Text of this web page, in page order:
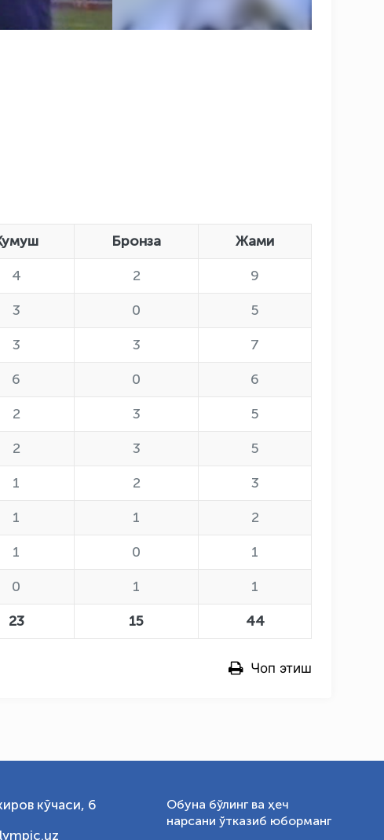
Бронза
Жами
4 2
9
3 0
5
3 3
7
6 0
6
2 3
5
2 3
5
1 2
3
1 1
2
1 0
1
0 1
1
23 15 44
Чоп этиш
кўчаси, 6
Обуна бўлинг ва ҳеч
нарсани ўтказиб юборманг
Онлайн · olympic.uz